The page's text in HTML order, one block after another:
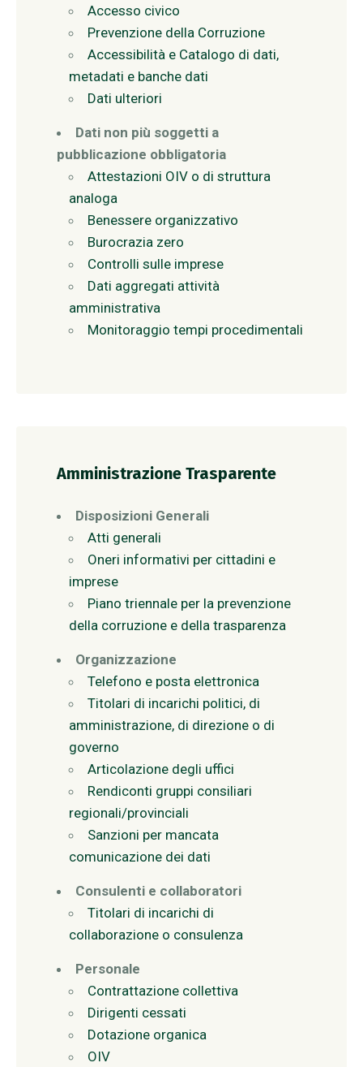
Accesso civico
Prevenzione della Corruzione
Accessibilità e Catalogo di dati,
metadati e banche dati
Dati ulteriori
Dati non più soggetti a
pubblicazione obbligatoria
Attestazioni OIV o di struttura
analoga
Benessere organizzativo
Burocrazia zero
Controlli sulle imprese
Dati aggregati attività
amministrativa
Monitoraggio tempi procedimentali
Amministrazione Trasparente
Disposizioni Generali
Atti generali
Oneri informativi per cittadini e
imprese
Piano triennale per la prevenzione
della corruzione e della trasparenza
Organizzazione
Telefono e posta elettronica
Titolari di incarichi politici, di
amministrazione, di direzione o di
governo
Articolazione degli uffici
Rendiconti gruppi consiliari
regionali/provinciali
Sanzioni per mancata
comunicazione dei dati
Consulenti e collaboratori
Titolari di incarichi di
collaborazione o consulenza
Personale
Contrattazione collettiva
Dirigenti cessati
Dotazione organica
OIV